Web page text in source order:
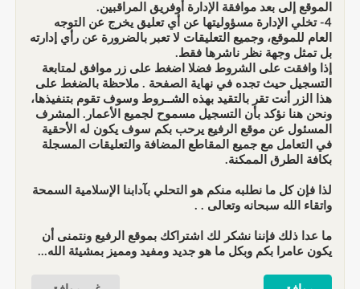
الموقع إلى بعد موافقة الإدارة أوفريق المراقبين.
4- تخلي الإدارة مسؤوليتها عن أي تعليق يخرج عن التوجه
العام للموقع، وجميع التعليقات لا تعبر بالضرورة عن رأي إدارته
بل تمثل وجهة نظر ناشرها فقط.
إذا وافقت على الشروط فضلا اضغط على زر موافق لمتابعة
التسجيل حيث تجده في نهاية الصفحة . ملاحظة بالضغط على
هذا الزر أنت تقر بالتقيد بهذه الشــروط وسوف تقوم بتنفيذها،
ونحن هنا نؤكد بأن التسجيل مسموح لجميع الأعمار. المشرف
المسئول عن موقع الرفيع يرحب بكم سوف يكون له الأحقية
في التعامل مع جميع المقاطع المضافة والتعليقات المسجلة
بكافة الطرق الممكنة.
لذا فإن كل ما نطلبه منكم هو التحلي بآدابنا الإسلامية السمحة
واتقاء الله سبحانه وتعالى . .
ما عدا ذلك فإننا نشكر لك اشتراكك بموقع الرفيع ونتمنى أن
يكون عامرا بكم وبكل ما هو جديد ومفيد ومميز بمشيئة الله...